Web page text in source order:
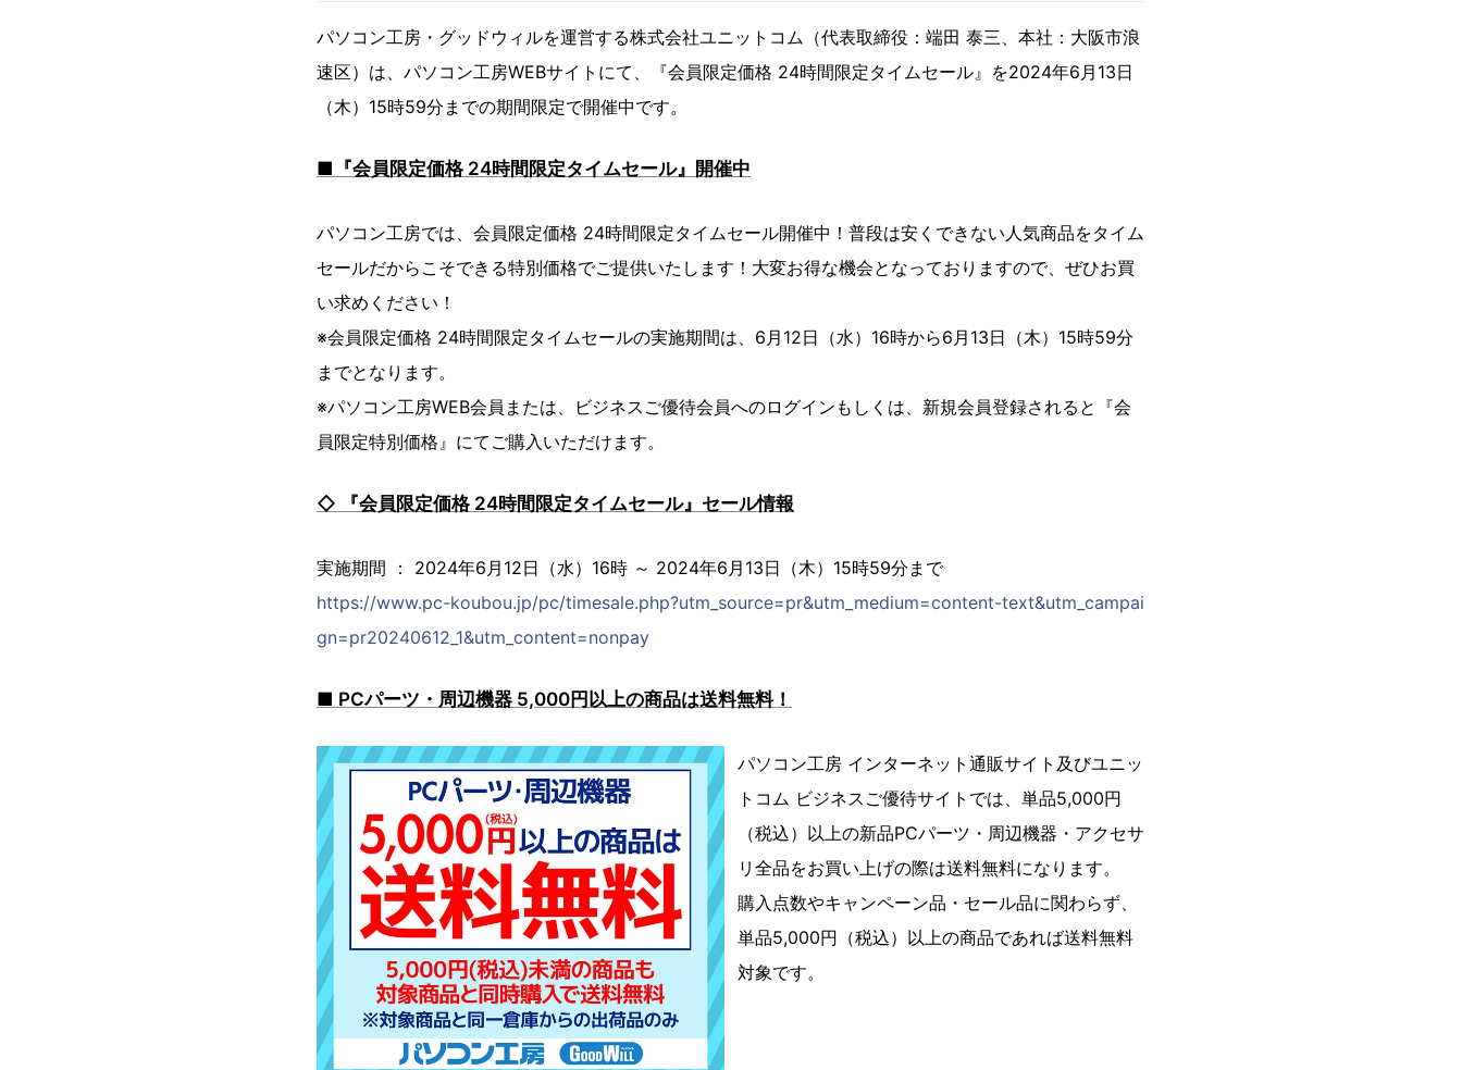
パソコン工房・グッドウィルを運営する株式会社ユニットコム（代表取締役：端田 泰三、本社：大阪市浪
速区）は、パソコン工房WEBサイトにて、『会員限定価格 24時間限定タイムセール』を2024年6月13日
（木）15時59分までの期間限定で開催中です。
■『会員限定価格 24時間限定タイムセール』開催中
パソコン工房では、会員限定価格 24時間限定タイムセール開催中！普段は安くできない人気商品をタイム
セールだからこそできる特別価格でご提供いたします！大変お得な機会となっておりますので、ぜひお買
い求めください！
※会員限定価格 24時間限定タイムセールの実施期間は、6月12日（水）16時から6月13日（木）15時59分
までとなります。
※パソコン工房WEB会員または、ビジネスご優待会員へのログインもしくは、新規会員登録されると『会
員限定特別価格』にてご購入いただけます。
◇ 『会員限定価格 24時間限定タイムセール』セール情報
実施期間 ： 2024年6月12日（水）16時 ～ 2024年6月13日（木）15時59分まで
https://www.pc-koubou.jp/pc/timesale.php?utm_source=pr&utm_medium=content-text&utm_campai
gn=pr20240612_1&utm_content=nonpay
■ PCパーツ・周辺機器 5,000円以上の商品は送料無料！
パソコン工房 インターネット通販サイト及びユニッ
トコム ビジネスご優待サイトでは、単品5,000円
（税込）以上の新品PCパーツ・周辺機器・アクセサ
リ全品をお買い上げの際は送料無料になります。
購入点数やキャンペーン品・セール品に関わらず、
単品5,000円（税込）以上の商品であれば送料無料
対象です。